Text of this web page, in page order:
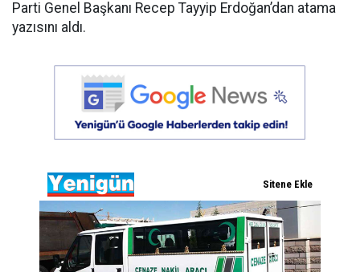
Parti Genel Başkanı Recep Tayyip Erdoğan’dan atama
yazısını aldı.